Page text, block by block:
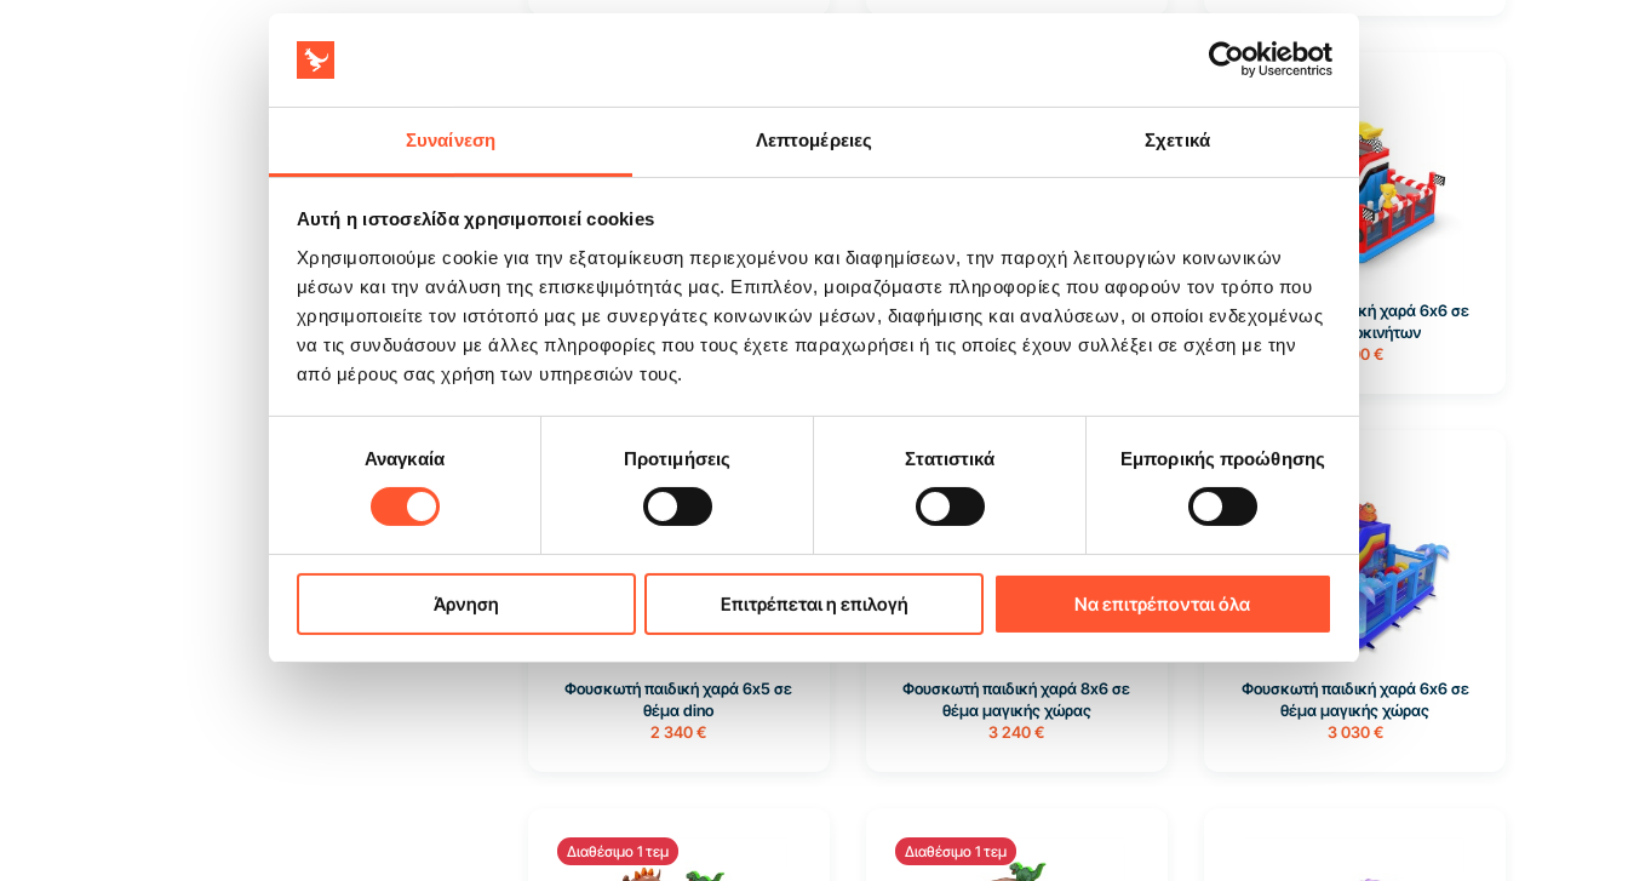
Συναίνεση Λεπτομέρειες Σχετικά
Αυτή η ιστοσελίδα χρησιμοποιεί cookies
Χρησιμοποιούμε cookie για την εξατομίκευση περιεχομένου και διαφημίσεων, την παροχή λειτουργιών κοινωνικών
μέσων και την ανάλυση της επισκεψιμότητάς μας. Επιπλέον, μοιραζόμαστε πληροφορίες που αφορούν τον τρόπο που
χρησιμοποιείτε τον ιστότοπό μας με συνεργάτες κοινωνικών μέσων, διαφήμισης και αναλύσεων, οι οποίοι ενδεχομένως
να τις συνδυάσουν με άλλες πληροφορίες που τους έχετε παραχωρήσει ή τις οποίες έχουν συλλέξει σε σχέση με την
από μέρους σας χρήση των υπηρεσιών τους.
συγκατάθεσηςΑναγκαία Προτιμήσεις Στατιστικά Εμπορικής προώθησης
Άρνηση Επιτρέπεται η επιλογή Να επιτρέπονται όλα
Φουσκωτή παιδική χαρά 6x6 σε
χαβανέζικο θέμα
3 000 €
Φουσκωτή παιδική χαρά 6x6 σε
αγροτικό θέμα
3 000 €
Φουσκωτή παιδική χαρά 6x6 σε
θέμα αυτοκινήτων
3 000 €
Διαθέσιμο 2 τεμ
Φουσκωτή παιδική χαρά 6x5 σε
θέμα dino
2 340 €
Φουσκωτή παιδική χαρά 8x6 σε
θέμα μαγικής χώρας
3 240 €
Διαθέσιμο 1 τεμ
Φουσκωτή παιδική χαρά 6x6 σε
θέμα μαγικής χώρας
3 030 €
Διαθέσιμο 1 τεμ Διαθέσιμο 1 τεμ